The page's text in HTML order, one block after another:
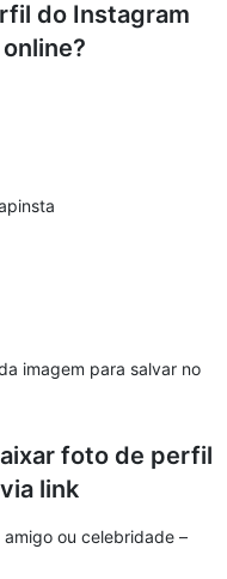
do Instagram
imagem para salvar no
foto de perfil
link
ou celebridade –